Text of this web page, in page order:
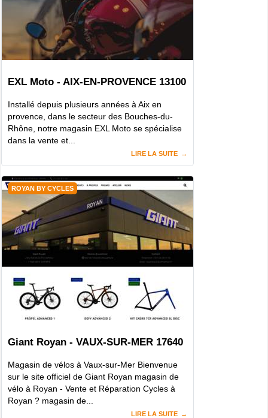
EXL Moto - AIX-EN-PROVENCE 13100
Installé depuis plusieurs années à Aix en
provence, dans le secteur des Bouches-du-
Rhône, notre magasin EXL Moto se spécialise
dans la vente et...
LIRE LA SUITE
ROYAN BY CYCLES
Giant Royan - VAUX-SUR-MER 17640
Magasin de vélos à Vaux-sur-Mer Bienvenue
sur le site officiel de Giant Royan magasin de
vélo à Royan - Vente et Réparation Cycles à
Royan ? magasin de...
LIRE LA SUITE